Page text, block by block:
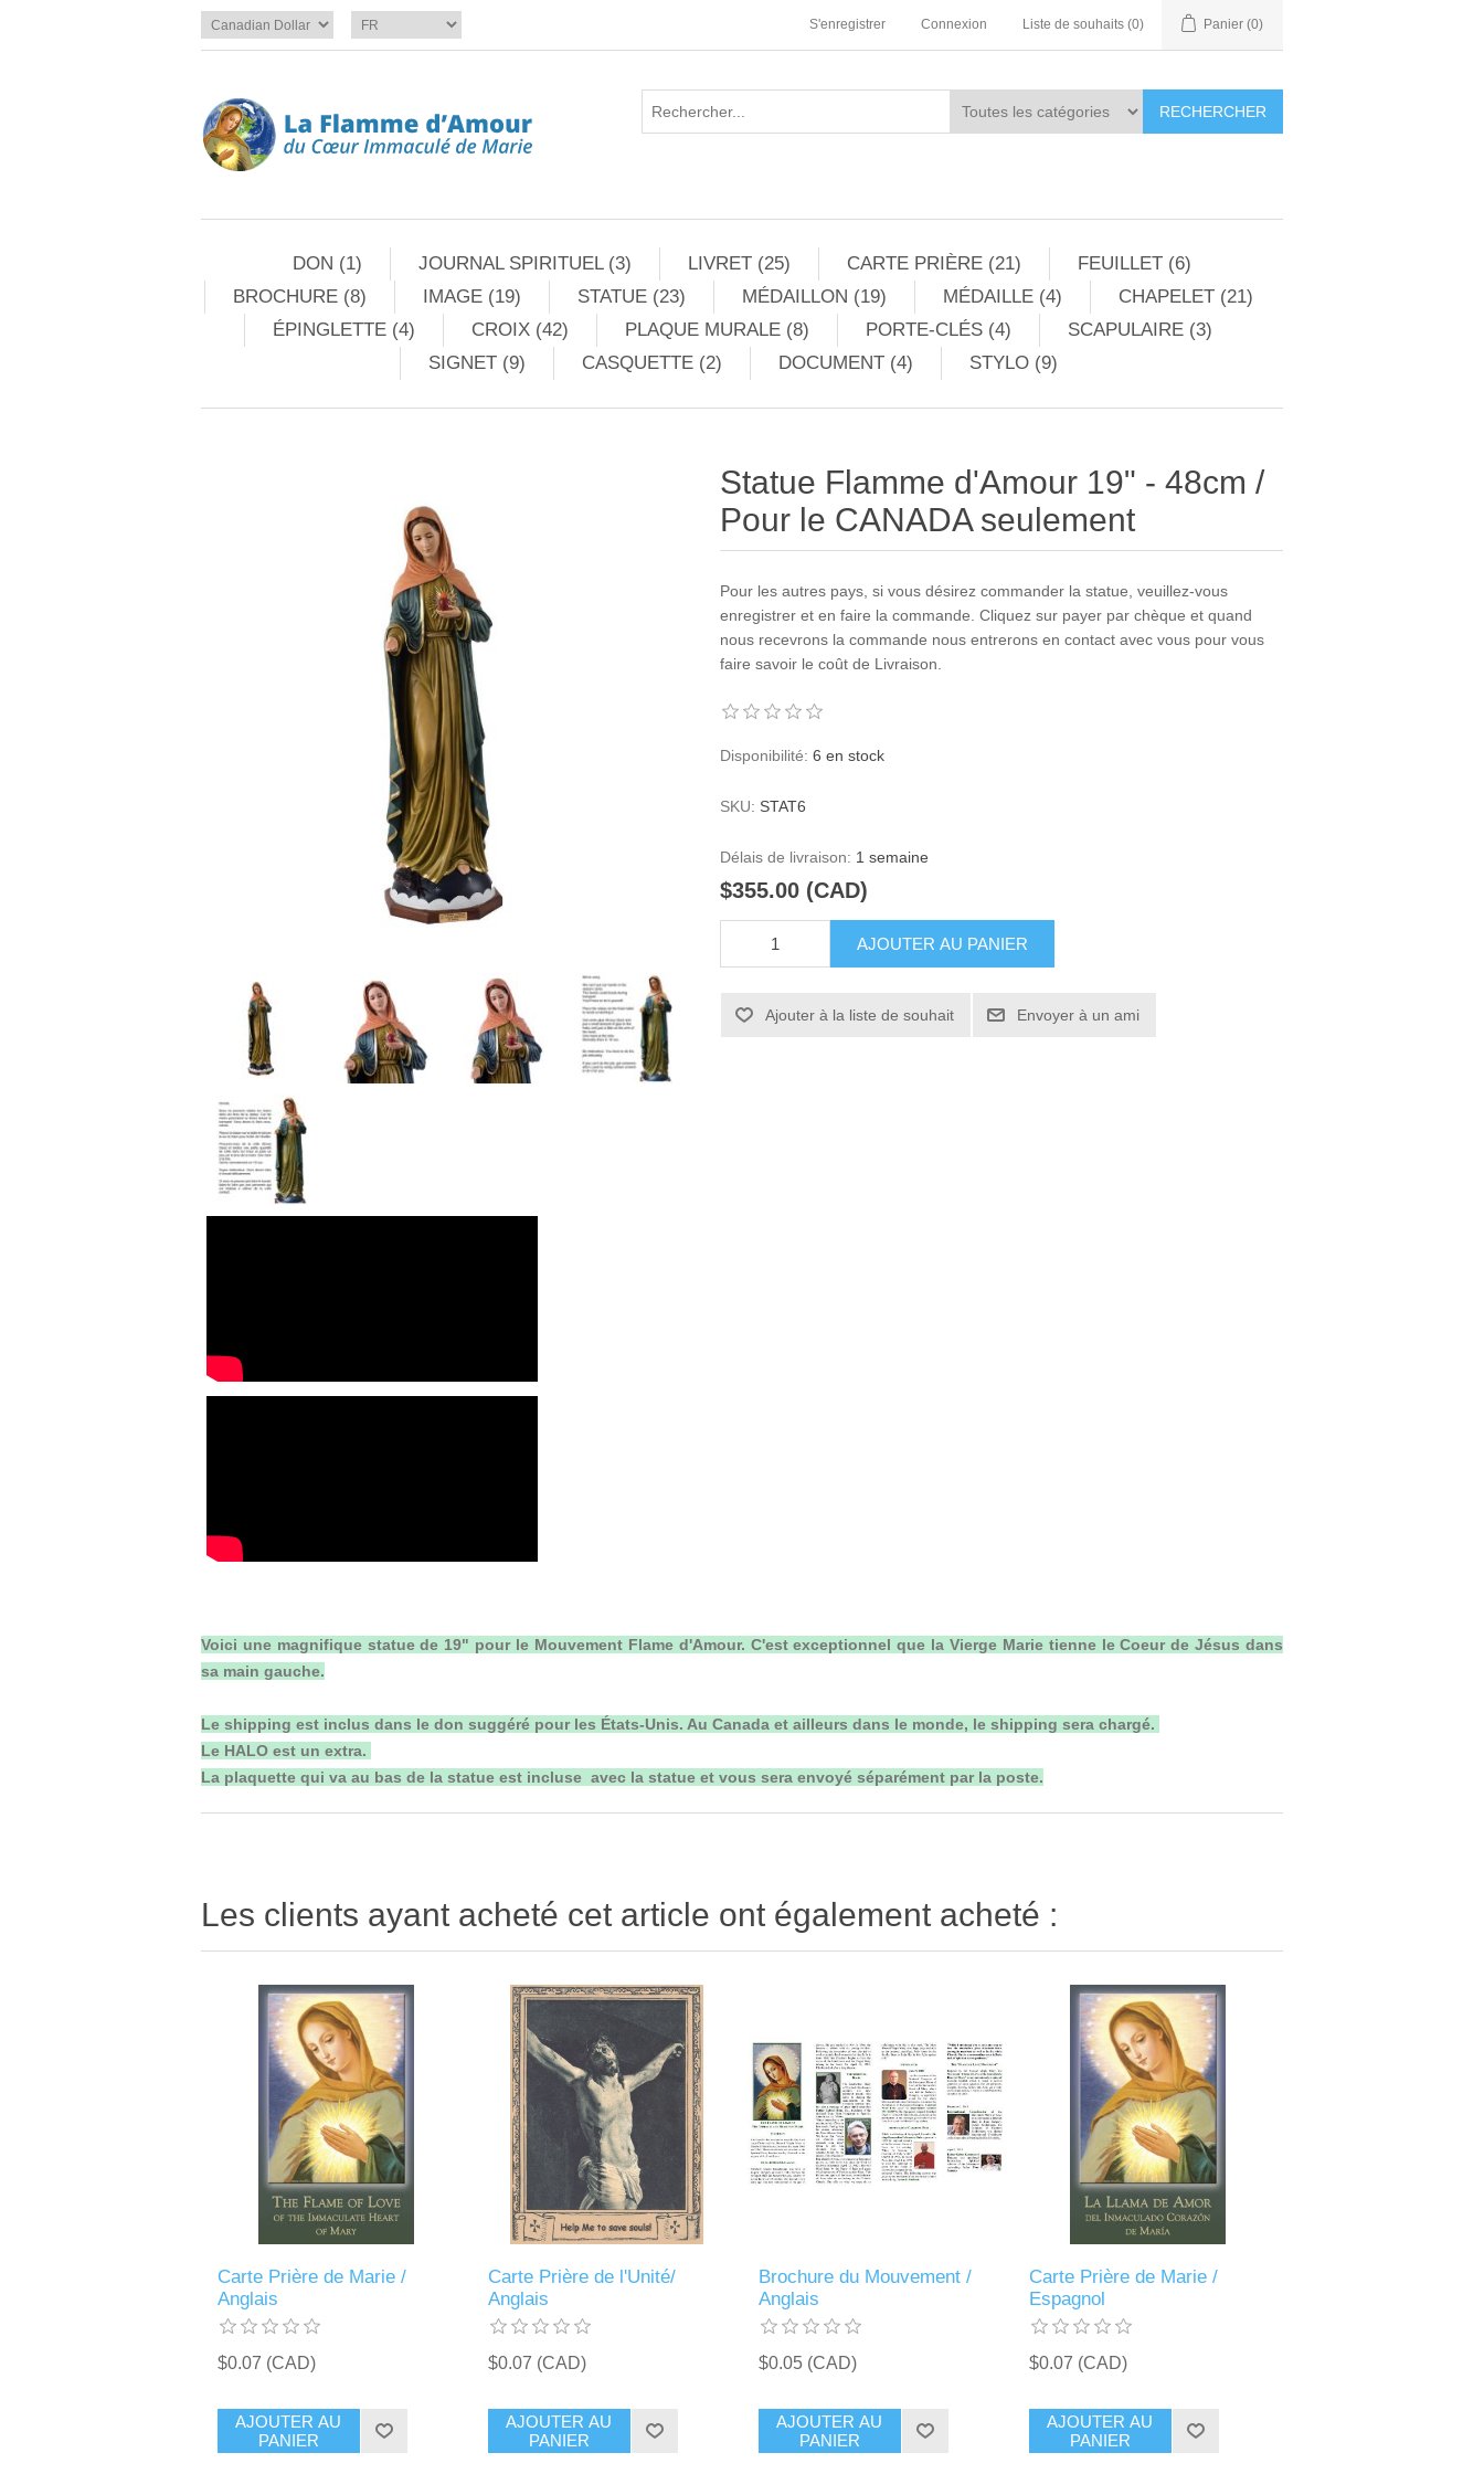
S'enregistrer Connexion Liste de souhaits (0) Panier (0)
RECHERCHER
DON (1) JOURNAL SPIRITUEL (3) LIVRET (25) CARTE PRIÈRE (21)
FEUILLET (6)
BROCHURE (8)
IMAGE (19) STATUE (23) MÉDAILLON (19) MÉDAILLE (4)
CHAPELET (21)
ÉPINGLETTE (4)
CROIX (42) PLAQUE MURALE (8) PORTE-CLÉS (4)
SCAPULAIRE (3)
SIGNET (9)
CASQUETTE (2) DOCUMENT (4) STYLO (9)
Statue Flamme d'Amour 19" - 48cm /
Pour le CANADA seulement
Pour les autres pays, si vous désirez commander la statue, veuillez-vous
enregistrer et en faire la commande. Cliquez sur payer par chèque et quand
nous recevrons la commande nous entrerons en contact avec vous pour vous
faire savoir le coût de Livraison.
Disponibilité: 6 en stock
SKU: STAT6
Délais de livraison: 1 semaine
$355.00 (CAD)
AJOUTER AU PANIER
Ajouter à la liste de souhait Envoyer à un ami
Voici une magnifique statue de 19" pour le Mouvement Flame d'Amour. C'est exceptionnel que la Vierge Marie tienne le Coeur de Jésus dans
sa main gauche.
Le shipping est inclus dans le don suggéré pour les États-Unis. Au Canada et ailleurs dans le monde, le shipping sera chargé.
Le HALO est un extra.
La plaquette qui va au bas de la statue est incluse avec la statue et vous sera envoyé séparément par la poste.
Les clients ayant acheté cet article ont également acheté :
Carte Prière de Marie /
Anglais
$0.07 (CAD)
AJOUTER AU
PANIER
Carte Prière de l'Unité/
Anglais
$0.07 (CAD)
AJOUTER AU
PANIER
Brochure du Mouvement /
Anglais
$0.05 (CAD)
AJOUTER AU
PANIER
Carte Prière de Marie /
Espagnol
$0.07 (CAD)
AJOUTER AU
PANIER